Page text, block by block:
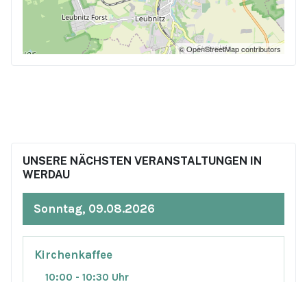
© OpenStreetMap contributors
UNSERE NÄCHSTEN VERANSTALTUNGEN IN
WERDAU
Sonntag, 09.08.2026
Kirchenkaffee
10:00 - 10:30 Uhr